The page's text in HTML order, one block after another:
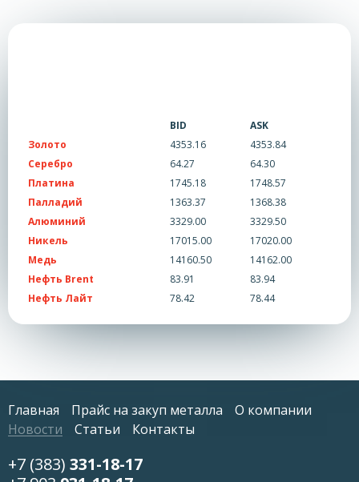
BID
ASK
Золото
4353.16
4353.84
Серебро
64.27
64.30
Платина
1745.18
1748.57
Палладий
1363.37
1368.38
Алюминий
3329.00
3329.50
Никель
17015.00
17020.00
Медь
14160.50
14162.00
Нефть Brent
83.91
83.94
Нефть Лайт
78.42 78.44
Главная Прайс на закуп металла
О компании
Новости
Статьи Контакты
+7 (383) 331-18-17